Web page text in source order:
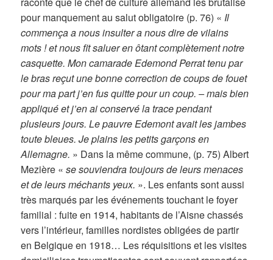
pour manquement au salut obligatoire (p. 76) « Il
commença a nous insulter a nous dire de vilains
mots ! et nous fit saluer en ôtant complètement notre
casquette. Mon camarade Edemond Perrat tenu par
le bras reçut une bonne correction de coups de fouet
pour ma part j’en fus quitte pour un coup. – mais bien
appliqué et j’en ai conservé la trace pendant
plusieurs jours. Le pauvre Edemont avait les jambes
toute bleues. Je plains les petits garçons en
Allemagne. » Dans la même commune, (p. 75) Albert
Mezière «se souviendra toujours de leurs menaces
et de leurs méchants yeux. ». Les enfants sont aussi
très marqués par les événements touchant le foyer
familial : fuite en 1914, habitants de l’Aisne chassés
vers l’intérieur, familles nordistes obligées de partir
en Belgique en 1918… Les réquisitions et les visites